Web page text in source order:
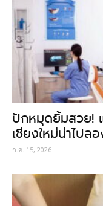
ปักหมุดยิ้มสวย!
เชียงใหม่น่าไปล
ก.ค. 15, 2026